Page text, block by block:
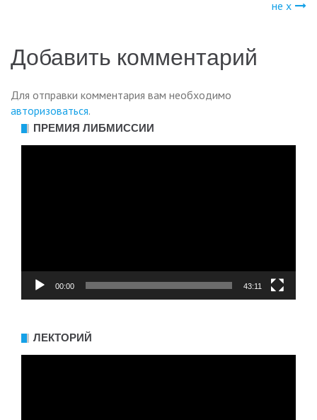
не х
Добавить комментарий
Для отправки комментария вам необходимо
авторизоваться.
ПРЕМИЯ ЛИБМИССИИ
00:00 43:11
ЛЕКТОРИЙ